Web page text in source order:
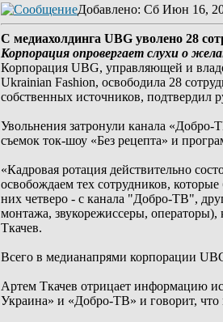
Добавлено: Сб Июн 16,
С медиахолдинга UBG уволено 28
Корпорация опровергает слухи о
Корпорация UBG, управляющей и
Ukrainian Fashion, освободила 28
собственных источников, подтвердил
Увольнения затронули канала «Добро-
съемок ток-шоу «Без рецепта» и
«Кадровая ротация действительно
освобождаем тех сотрудников,
них четверо - с канала "Добро-ТВ",
монтажа, звукорежиссеры,
Ткачев.
Всего в медианапрями корпорации
Артем Ткачев отрицает информацию
Украина» и «Добро-ТВ» и говорит, что